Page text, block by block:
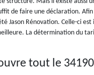
de faire une déclaration.
Jason Rénovation. Celle-ci
La détermination du
tout le 34190